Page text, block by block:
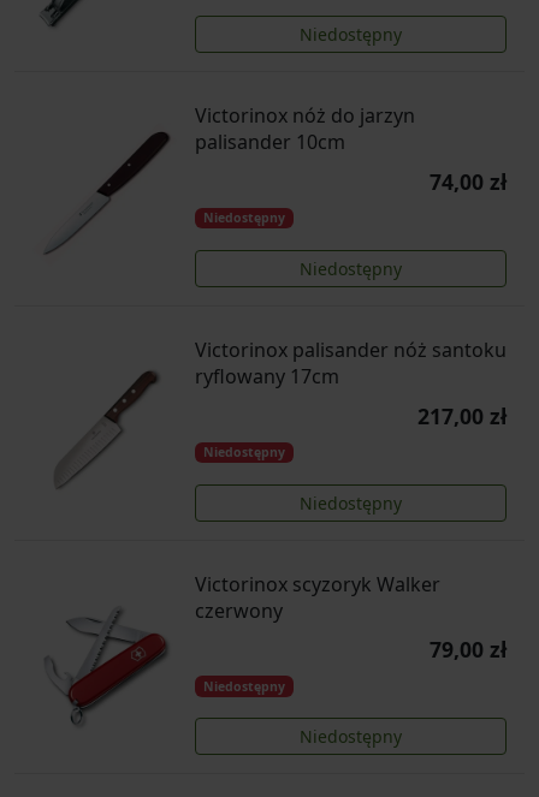
Niedostępny
Victorinox nóż do jarzyn
palisander 10cm
74,00 zł
Niedostępny
Niedostępny
Victorinox palisander nóż santoku
ryflowany 17cm
217,00 zł
Niedostępny
Niedostępny
Victorinox scyzoryk Walker
czerwony
79,00 zł
Niedostępny
Niedostępny